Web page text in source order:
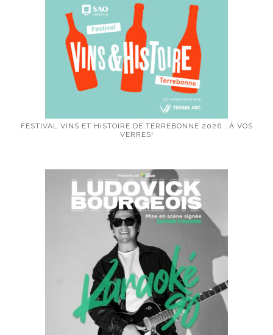
FESTIVAL VINS ET HISTOIRE DE TERREBONNE 2026 : À VOS
VERRES!